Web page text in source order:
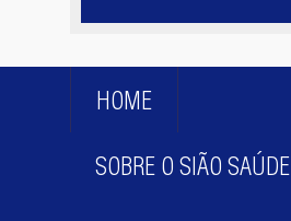
HOME
SOBRE O SIÃO SAÚDE